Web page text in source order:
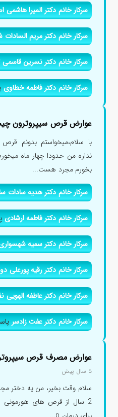
سرکار خانم دکتر المیرا هاشمی
سرکار خانم دکتر مریم
سرکار خانم دکتر نسرین
سرکار خانم دکتر فاطمه خطاوی
عوارض قرص سیپروترون
با سلام،میخواستم بدونم
بخورم مجرد هست...
سرکار خانم دکتر هدیه سادات
سرکار خانم دکتر فاطمه ارشادی
سرکار خانم دکتر سمیه
سرکار خانم دکتر رقیه پورعلی
سرکار خانم دکتر عاطفه الهویی
سرکار خانم دکتر عفت زادسر
عوارض مصرف قرص
۵ سال پیش
2 سال از قرص های هورمونی